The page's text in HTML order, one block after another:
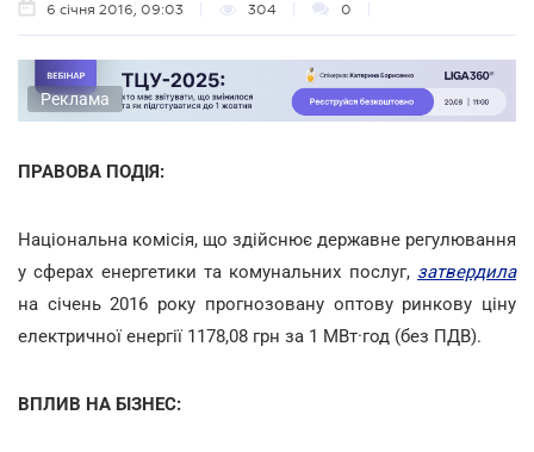
6 січня 2016, 09:03 304 0
Реклама
ПРАВОВА ПОДІЯ:
Національна комісія, що здійснює державне регулювання
у сферах енергетики та комунальних послуг, затвердила
на січень 2016 року прогнозовану оптову ринкову ціну
електричної енергії 1178,08 грн за 1 МВт·год (без ПДВ).
ВПЛИВ НА БІЗНЕС: